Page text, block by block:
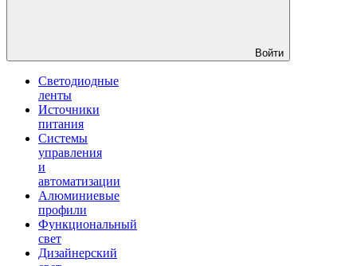
Войти
Светодиодные
ленты
Источники
питания
Системы
управления
и
автоматизации
Алюминиевые
профили
Функциональный
свет
Дизайнерский